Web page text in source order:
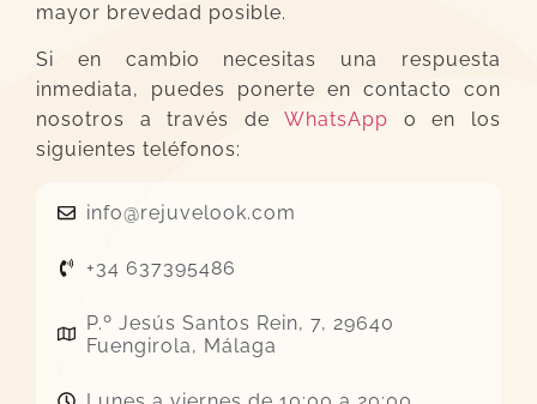
mayor brevedad posible.
Si en cambio necesitas una respuesta
inmediata, puedes ponerte en contacto con
nosotros a través deWhatsApp o en los
siguientes teléfonos:
info@rejuvelook.com
+34 637395486
P.º Jesús Santos Rein, 7, 29640
Fuengirola, Málaga